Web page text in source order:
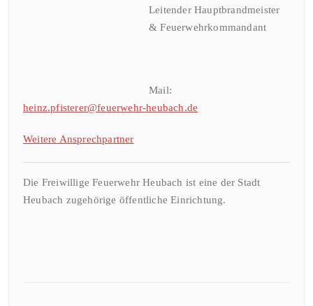
Leitender Hauptbrandmeister
& Feuerwehrkommandant
Mail:
heinz.pfisterer@feuerwehr-heubach.de
Weitere Ansprechpartner
Die Freiwillige Feuerwehr Heubach ist eine der Stadt
Heubach zugehörige öffentliche Einrichtung.